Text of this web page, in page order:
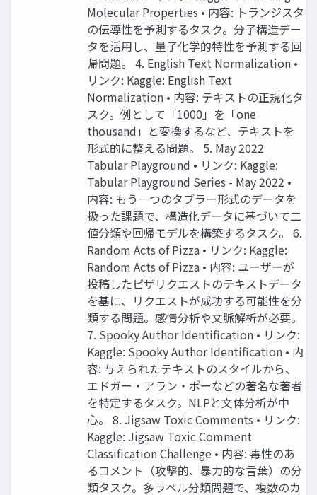
Molecular Properties • 内容: トランジスタ
の伝導性を予測するタスク。分子構造デー
タを活用し、量子化学的特性を予測する回
帰問題。 4. English Text Normalization •
リンク: Kaggle: English Text
Normalization • 内容: テキストの正規化タ
スク。例として「1000」を「one
thousand」と変換するなど、テキストを
形式的に整える問題。 5. May 2022
Tabular Playground • リンク: Kaggle:
Tabular Playground Series - May 2022 •
内容: もう一つのタブラー形式のデータを
扱った課題で、構造化データに基づいて二
値分類や回帰モデルを構築するタスク。 6.
Random Acts of Pizza • リンク: Kaggle:
Random Acts of Pizza • 内容: ユーザーが
投稿したピザリクエストのテキストデータ
を基に、リクエストが成功する可能性を分
類する問題。感情分析や文脈解析が必要。
7. Spooky Author Identification • リンク:
Kaggle: Spooky Author Identification • 内
容: 与えられたテキストのスタイルから、
エドガー・アラン・ポーなどの著名な著者
を特定するタスク。NLPと文体分析が中
心。 8. Jigsaw Toxic Comments • リンク:
Kaggle: Jigsaw Toxic Comment
Classification Challenge • 内容: 毒性のあ
るコメント（攻撃的、暴力的な言葉）の分
類タスク。多ラベル分類問題で、複数のカ